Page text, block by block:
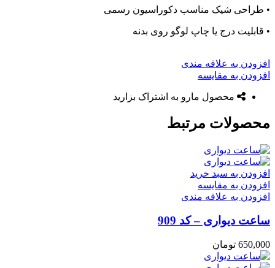
• طراحی شیک مناسب دکوراسیون رسمی
• قابلیت درج یا چاپ لوگو روی بدنه
افزودن به علاقه مندی
افزودن به مقایسه
محصول مارو به اشتراک بزارید
محصولات مرتبط
افزودن به سبد خرید
افزودن به مقایسه
افزودن به علاقه مندی
ساعت دیواری – کد 909
650,000 تومان